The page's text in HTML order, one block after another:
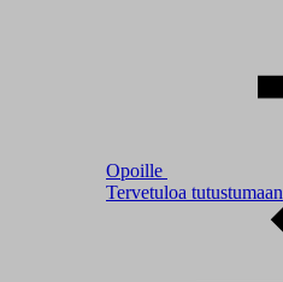
Opoille
Tervetuloa tutustumaan